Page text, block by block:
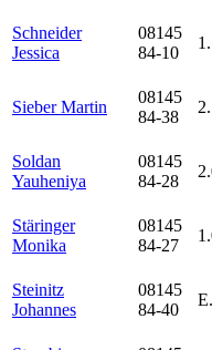
Schneider
Jessica
08145
84-10
Sieber Martin
08145
84-38
Soldan
Yauheniya
08145
84-28
Stäringer
Monika
08145
84-27
Steinitz
Johannes
08145
84-40